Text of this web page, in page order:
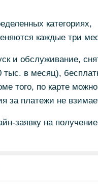
категориях,
каждые три
и обслуживание,
тыс. в месяц),
того, по карте
за платежи не
заявку на